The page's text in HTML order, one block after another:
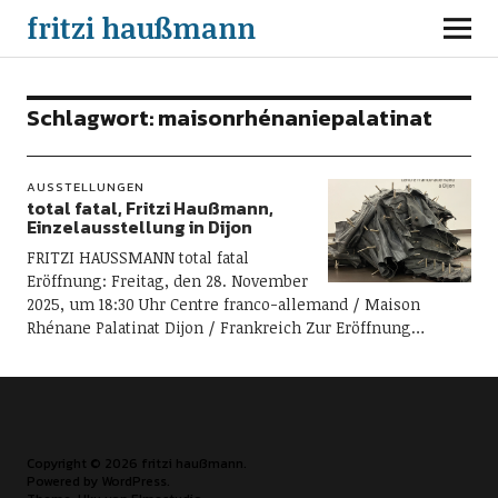
fritzi haußmann
Schlagwort:maisonrhénaniepalatinat
AUSSTELLUNGEN
total fatal, Fritzi Haußmann,
Einzelausstellung in Dijon
FRITZI HAUSSMANN total fatal
Eröffnung: Freitag, den 28. November
2025, um 18:30 Uhr Centre franco-allemand / Maison
Rhénane Palatinat Dijon / Frankreich Zur Eröffnung…
Copyright © 2026 fritzi haußmann
Powered by WordPress